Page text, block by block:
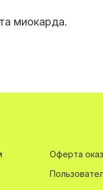
миокарда.
Оферта